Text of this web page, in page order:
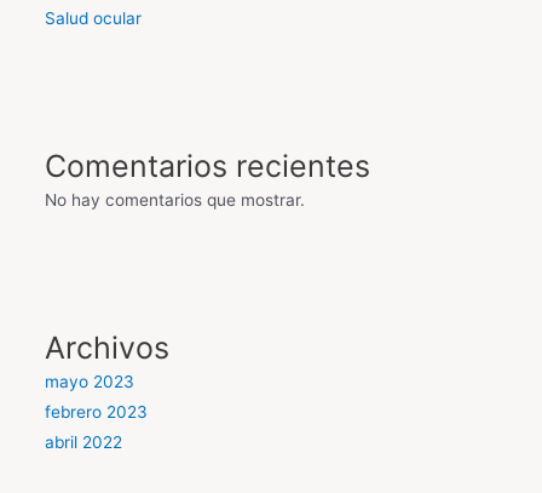
Salud ocular
Comentarios recientes
No hay comentarios que mostrar.
Archivos
mayo 2023
febrero 2023
abril 2022